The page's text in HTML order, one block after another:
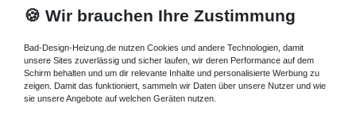
🍪 Wir brauchen Ihre Zustimmung
Bad-Design-Heizung.de nutzen Cookies und andere Technologien, damit
unsere Sites zuverlässig und sicher laufen, wir deren Performance auf dem
Schirm behalten und um dir relevante Inhalte und personalisierte Werbung zu
zeigen. Damit das funktioniert, sammeln wir Daten über unsere Nutzer und wie
sie unsere Angebote auf welchen Geräten nutzen.